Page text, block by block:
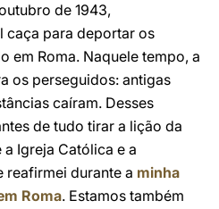
de 1943,
caça para deportar os
em Roma. Naquele tempo, a
os perseguidos: antigas
caíram. Desses
de tudo tirar a lição da
Igreja Católica e a
reafirmei durante a minha
Roma. Estamos também